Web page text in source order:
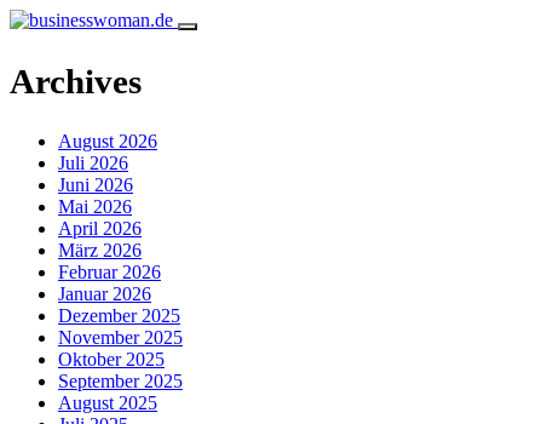
Archives
August 2026
Juli 2026
Juni 2026
Mai 2026
April 2026
März 2026
Februar 2026
Januar 2026
Dezember 2025
November 2025
Oktober 2025
September 2025
August 2025